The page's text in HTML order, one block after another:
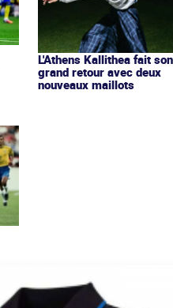
L'Athens Kallithea fait son
grand retour avec deux
nouveaux maillots